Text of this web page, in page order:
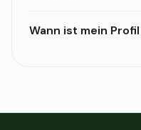
Wann ist mein